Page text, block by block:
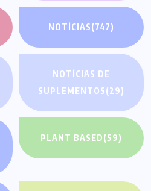
NOTÍCIAS(747)
NOTÍCIAS DE
SUPLEMENTOS(29)
PLANT BASED(59)